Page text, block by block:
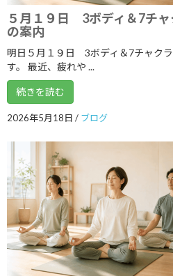
2019年6月
2019年4月
2019年3月
2019年2月
2019年1月
2018年12月
2018年11月
2018年10月
2018年9月
2018年8月
５月１９日 3ボディ＆7チ
の案内
明日５月１９日 3ボディ＆7チャク
す。 最近、疲れや ...
続きを読む
2026年5月18日 / ブログ